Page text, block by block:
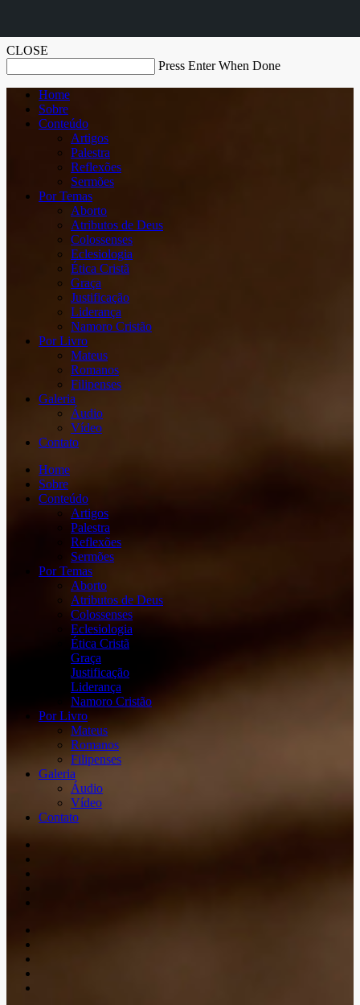
CLOSE
Press Enter When Done
Home
Sobre
Conteúdo
Artigos
Palestra
Reflexões
Sermões
Por Temas
Aborto
Atributos de Deus
Colossenses
Eclesiologia
Ética Cristã
Graça
Justificação
Liderança
Namoro Cristão
Por Livro
Mateus
Romanos
Filipenses
Galeria
Áudio
Vídeo
Contato
Home
Sobre
Conteúdo
Artigos
Palestra
Reflexões
Sermões
Por Temas
Aborto
Atributos de Deus
Colossenses
Eclesiologia
Ética Cristã
Graça
Justificação
Liderança
Namoro Cristão
Por Livro
Mateus
Romanos
Filipenses
Galeria
Áudio
Vídeo
Contato